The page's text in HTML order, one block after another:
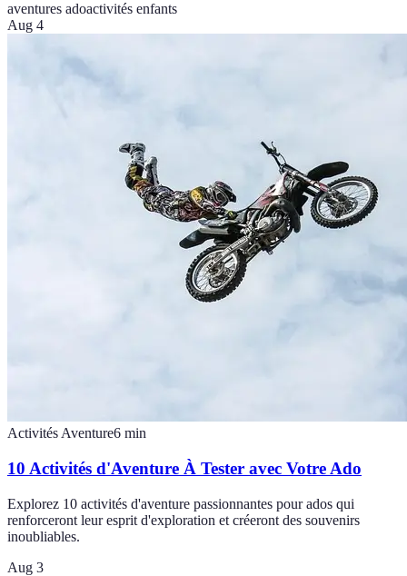
aventures adoactivités enfants
Aug 4
Activités Aventure6 min
10 Activités d'Aventure À Tester avec Votre Ado
Explorez 10 activités d'aventure passionnantes pour ados qui
renforceront leur esprit d'exploration et créeront des souvenirs
inoubliables.
Aug 3